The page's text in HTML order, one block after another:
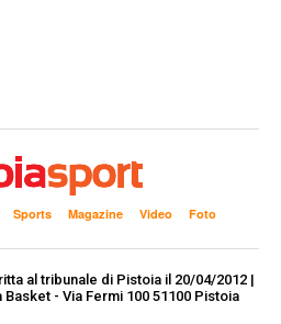
Sports Magazine Video Foto
al tribunale di Pistoia il 20/04/2012 |
- Via Fermi 100 51100 Pistoia